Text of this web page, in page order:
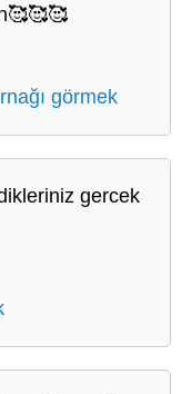
görmek
gercek